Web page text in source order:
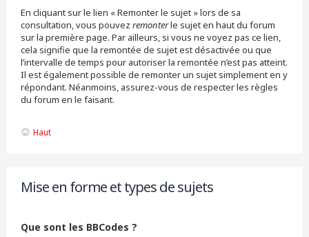
En cliquant sur le lien « Remonter le sujet » lors de sa
consultation, vous pouvez remonterle sujet en haut du forum
sur la première page. Par ailleurs, si vous ne voyez pas ce lien,
cela signifie que la remontée de sujet est désactivée ou que
l’intervalle de temps pour autoriser la remontée n’est pas atteint.
Il est également possible de remonter un sujet simplement en y
répondant. Néanmoins, assurez-vous de respecter les règles
du forum en le faisant.
Haut
Mise en forme et types de sujets
Que sont les BBCodes ?